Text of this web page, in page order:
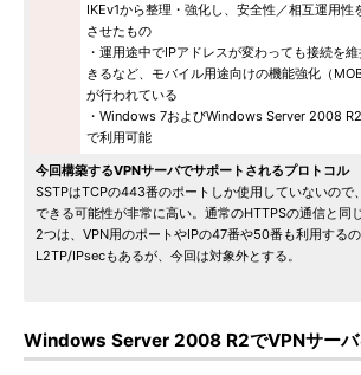
IKEv1から整理・強化し、安全性／相互運用性
させたもの
・運用途中でIPアドレスが変わっても接続を
きるなど、モバイル用途向けの機能強化（
が行われている
・Windows 7およびWindows Server 2008
で利用可能
今回構築するVPNサーバでサポートされるプロトコル
SSTPはTCPの443番のポートしか使用していないので
できる可能性が非常に高い。通常のHTTPSの通信と同
2つは、VPN用のポートやIPの47番や50番も利用する
L2TP/IPsecもあるが、今回は対象外とする。
Windows Server 2008 R2でVPNサーバ